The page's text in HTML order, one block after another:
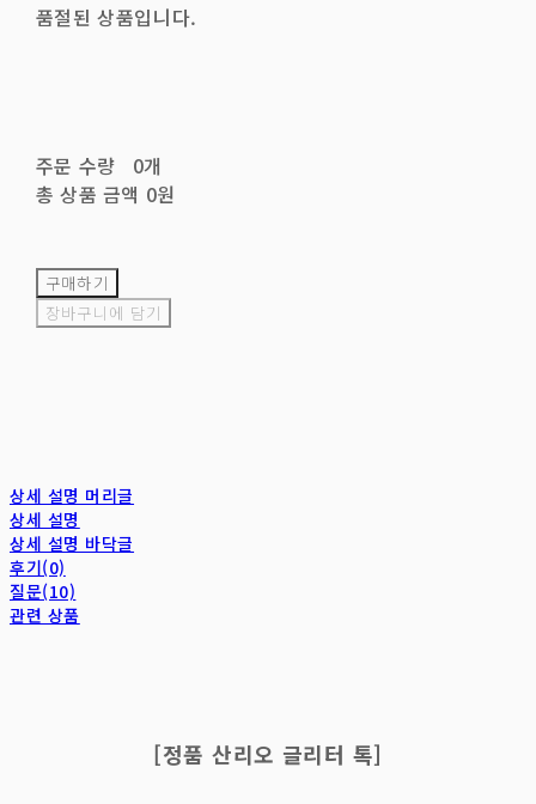
품절된 상품입니다.
주문 수량
0개
총 상품 금액 0원
구매하기
장바구니에 담기
상세 설명 머리글
상세 설명
상세 설명 바닥글
후기(0)
질문(10)
관련 상품
[정품 산리오 글리터 톡]